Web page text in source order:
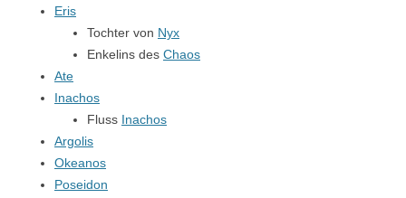
Eris
Tochter von Nyx
Enkelins des Chaos
Ate
Inachos
Fluss Inachos
Argolis
Okeanos
Poseidon